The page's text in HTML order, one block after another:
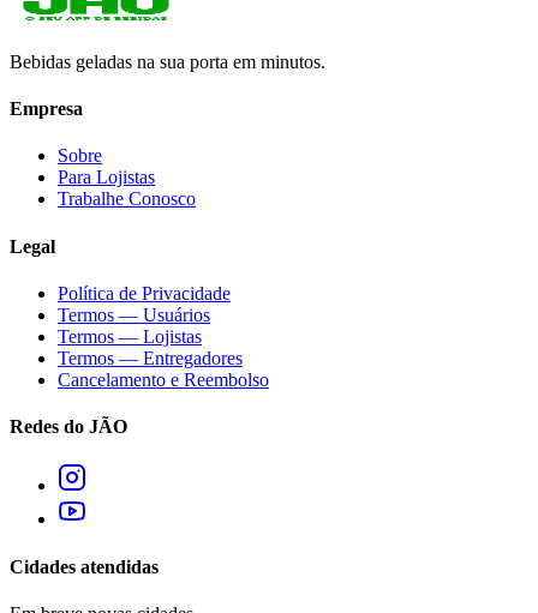
Bebidas geladas na sua porta em minutos.
Empresa
Sobre
Para Lojistas
Trabalhe Conosco
Legal
Política de Privacidade
Termos — Usuários
Termos — Lojistas
Termos — Entregadores
Cancelamento e Reembolso
Redes do JÃO
Cidades atendidas